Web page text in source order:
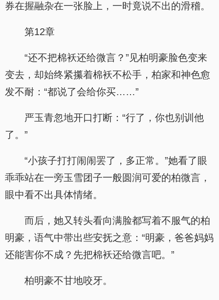
券在握融杂在一张脸上，一时竟说不出的滑稽。
第12章
“还不把棉袄还给微言？”见柏明豪脸色变来
变去，却始终紧攥着棉袄不松手，柏家和神色愈
发不耐：“都说了会给你买……”
严玉青忽地开口打断：“行了，你也别训他
了。”
“小孩子打打闹闹罢了，多正常。”她看了眼
乖乖站在一旁玉雪团子一般圆润可爱的柏微言，
眼中看不出具体情绪。
而后，她又转头看向满脸都写着不服气的柏
明豪，语气中带出些安抚之意：“明豪，爸爸妈妈
还能害你不成？先把棉袄还给微言吧。”
柏明豪不甘地咬牙。